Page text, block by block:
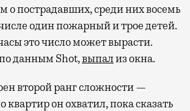
о пострадавших, среди них восемь
один пожарный и трое детей.
это число может вырасти.
данным Shot,выпализ окна.
второй ранг сложности —
квартир он охватил, пока сказать